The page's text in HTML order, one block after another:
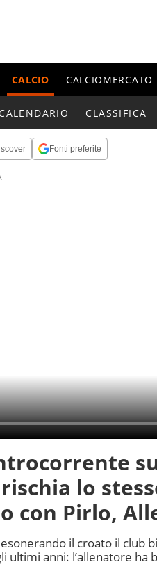
CALCIO CALCIOMERCATO
CALENDARIO CLASSIFICA
Fonti preferite
lo
con Pirlo,
esonerando il croato il club
ultimi anni: l’allenatore ha